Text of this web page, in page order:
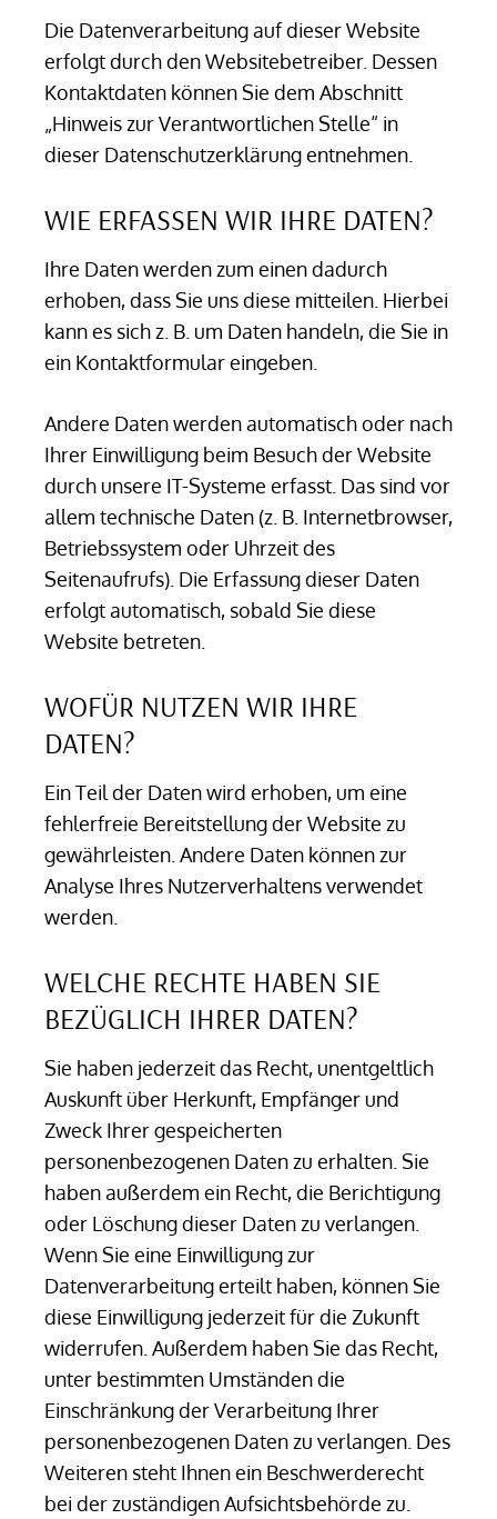
Die Datenverarbeitung auf dieser Website
erfolgt durch den Websitebetreiber. Dessen
Kontaktdaten können Sie dem Abschnitt
„Hinweis zur Verantwortlichen Stelle“ in
dieser Datenschutzerklärung entnehmen.
WIE ERFASSEN WIR IHRE DATEN?
Ihre Daten werden zum einen dadurch
erhoben, dass Sie uns diese mitteilen. Hierbei
kann es sich z. B. um Daten handeln, die Sie in
ein Kontaktformular eingeben.
Andere Daten werden automatisch oder nach
Ihrer Einwilligung beim Besuch der Website
durch unsere IT-Systeme erfasst. Das sind vor
allem technische Daten (z. B. Internetbrowser,
Betriebssystem oder Uhrzeit des
Seitenaufrufs). Die Erfassung dieser Daten
erfolgt automatisch, sobald Sie diese
Website betreten.
WOFÜR NUTZEN WIR IHRE
DATEN?
Ein Teil der Daten wird erhoben, um eine
fehlerfreie Bereitstellung der Website zu
gewährleisten. Andere Daten können zur
Analyse Ihres Nutzerverhaltens verwendet
werden.
WELCHE RECHTE HABEN SIE
BEZÜGLICH IHRER DATEN?
Sie haben jederzeit das Recht, unentgeltlich
Auskunft über Herkunft, Empfänger und
Zweck Ihrer gespeicherten
personenbezogenen Daten zu erhalten. Sie
haben außerdem ein Recht, die Berichtigung
oder Löschung dieser Daten zu verlangen.
Wenn Sie eine Einwilligung zur
Datenverarbeitung erteilt haben, können Sie
diese Einwilligung jederzeit für die Zukunft
widerrufen. Außerdem haben Sie das Recht,
unter bestimmten Umständen die
Einschränkung der Verarbeitung Ihrer
personenbezogenen Daten zu verlangen. Des
Weiteren steht Ihnen ein Beschwerderecht
bei der zuständigen Aufsichtsbehörde zu.